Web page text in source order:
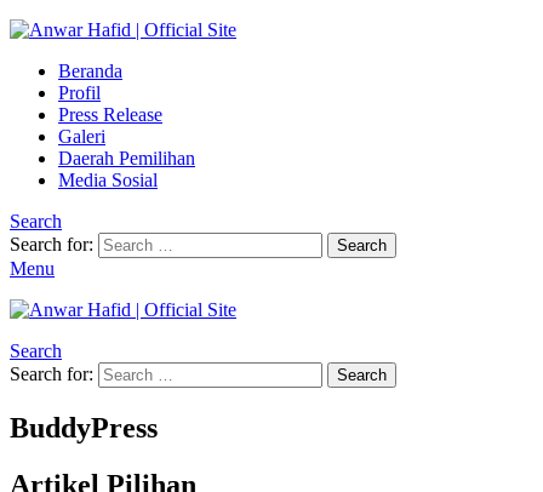
Beranda
Profil
Press Release
Galeri
Daerah Pemilihan
Media Sosial
Search
Search for:
Search
Menu
Search
Search for:
Search
BuddyPress
Artikel Pilihan